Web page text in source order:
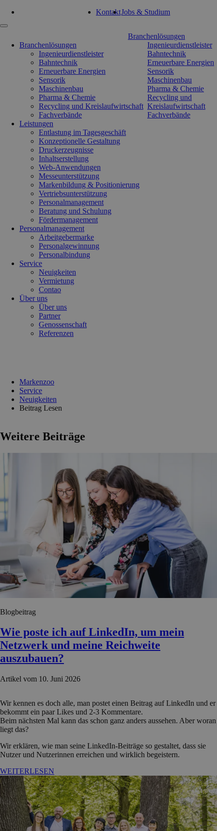
Tel: 0351 47 93 41 92 KontaktJobs & Studium
Navigation
Branchenlösungen
Ingenieurdienstleister
Bahntechnik
Erneuerbare Energien
Sensorik
Maschinenbau
Pharma & Chemie
Recycling und
Kreislaufwirtschaft
Fachverbände
Branchenlösungen
Ingenieurdienstleister
Bahntechnik
Erneuerbare Energien
Sensorik
Maschinenbau
Pharma & Chemie
Recycling und Kreislaufwirtschaft
Fachverbände
Leistungen
Entlastung im Tagesgeschäft
Konzeptionelle Gestaltung
Druckerzeugnisse
Inhaltserstellung
Web-Anwendungen
Messeunterstützung
Markenbildung & Positionierung
Vertriebsunterstützung
Personalmanagement
Beratung und Schulung
Fördermanagement
Personalmanagement
Arbeitgebermarke
Personalgewinnung
Personalbindung
Service
Neuigkeiten
Vermietung
Contao
Über uns
Über uns
Partner
Genossenschaft
Referenzen
Markenzoo
Service
Neuigkeiten
Beitrag Lesen
Weitere Beiträge
Blogbeitrag
Wie poste ich auf LinkedIn, um mein
Netzwerk und meine Reichweite
auszubauen?
Artikel vom 10. Juni 2026
Wir kennen es doch alle, man postet einen Beitrag auf LinkedIn und er
bekommt ein paar Likes und 2-3 Kommentare.
Beim nächsten Mal kann das schon ganz anders aussehen. Aber woran
liegt das?
Wir erklären, wie man seine LinkedIn-Beiträge so gestaltet, dass sie
Nutzer und Nutzerinnen erreichen und wirklich begeistern.
WEITERLESEN